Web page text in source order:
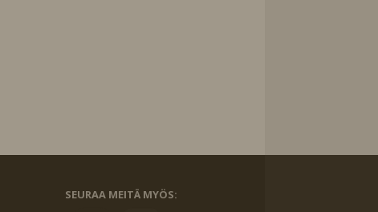
SEURAA MEITÄ MYÖS: